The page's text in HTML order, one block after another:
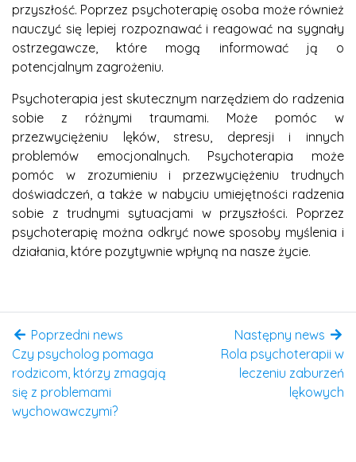
przyszłość. Poprzez psychoterapię osoba może również
nauczyć się lepiej rozpoznawać i reagować na sygnały
ostrzegawcze, które mogą informować ją o
potencjalnym zagrożeniu.
Psychoterapia jest skutecznym narzędziem do radzenia
sobie z różnymi traumami. Może pomóc w
przezwyciężeniu lęków, stresu, depresji i innych
problemów emocjonalnych. Psychoterapia może
pomóc w zrozumieniu i przezwyciężeniu trudnych
doświadczeń, a także w nabyciu umiejętności radzenia
sobie z trudnymi sytuacjami w przyszłości. Poprzez
psychoterapię można odkryć nowe sposoby myślenia i
działania, które pozytywnie wpłyną na nasze życie.
Poprzedni news
Czy psycholog pomaga
rodzicom, którzy zmagają
się z problemami
wychowawczymi?
Następny news
Rola psychoterapii w
leczeniu zaburzeń
lękowych